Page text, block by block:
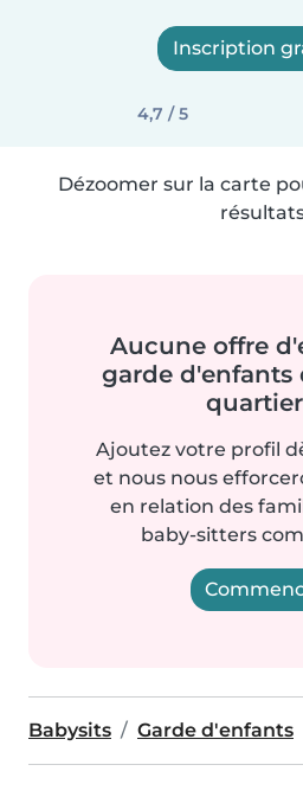
Inscription
4,7 / 5
Dézoomer sur la carte
Aucune offre
garde d'enfants
Ajoutez votre profil
et nous nous
en relation des
baby-sitters
Babysits Garde d'enfants